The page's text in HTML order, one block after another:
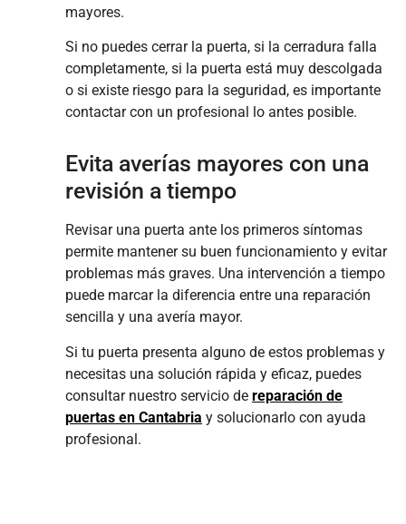
mayores.
Si no puedes cerrar la puerta, si la cerradura falla
completamente, si la puerta está muy descolgada
o si existe riesgo para la seguridad, es importante
contactar con un profesional lo antes posible.
Evita averías mayores con una
revisión a tiempo
Revisar una puerta ante los primeros síntomas
permite mantener su buen funcionamiento y evitar
problemas más graves. Una intervención a tiempo
puede marcar la diferencia entre una reparación
sencilla y una avería mayor.
Si tu puerta presenta alguno de estos problemas y
necesitas una solución rápida y eficaz, puedes
consultar nuestro servicio dereparación de
puertas en Cantabria y solucionarlo con ayuda
profesional.